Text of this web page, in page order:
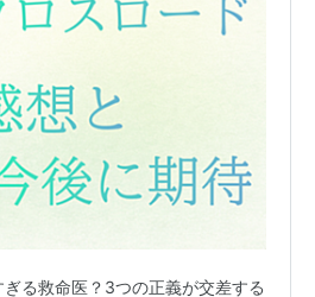
る救命医？3つの正義が交差する